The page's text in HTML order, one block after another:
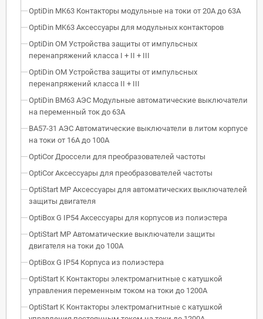
OptiDin MK63 Контакторы модульные на токи от 20А до 63А
OptiDin MK63 Аксессуары для модульных контакторов
OptiDin OM Устройства защиты от импульсных
перенапряжений класса I + II + III
OptiDin OM Устройства защиты от импульсных
перенапряжений класса II + III
OptiDin BM63 АЭС Модульные автоматические выключатели
на переменный ток до 63А
ВА57-31 АЭС Автоматические выключатели в литом корпусе
на токи от 16А до 100А
OptiCor Дроссели для преобразователей частоты
OptiCor Аксессуары для преобразователей частоты
OptiStart MP Аксессуары для автоматических выключателей
защиты двигателя
OptiBox G IP54 Аксессуары для корпусов из полиэстера
OptiStart MP Автоматические выключатели защиты
двигателя на токи до 100А
OptiBox G IP54 Корпуса из полиэстера
OptiStart K Контакторы электромагнитные с катушкой
управления переменным током на токи до 1200А
OptiStart K Контакторы электромагнитные с катушкой